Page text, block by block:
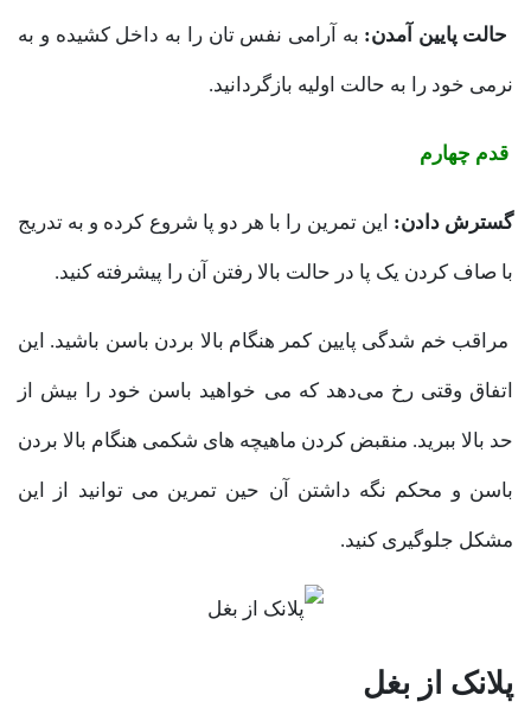
حالت پایین آمدن: به آرامی نفس تان را به داخل کشیده و به
نرمی خود را به حالت اولیه بازگردانید.
قدم چهارم
گسترش دادن: این تمرین را با هر دو پا شروع کرده و به تدریج
با صاف کردن یک پا در حالت بالا رفتن آن را پیشرفته کنید.
مراقب خم شدگی پایین کمر هنگام بالا بردن باسن باشید. این
اتفاق وقتی رخ می‌دهد که می خواهید باسن خود را بیش از
حد بالا ببرید. منقبض کردن ماهیچه های شکمی هنگام بالا بردن
باسن و محکم نگه داشتن آن حین تمرین می توانید از این
مشکل جلوگیری کنید.
پلانک از بغل